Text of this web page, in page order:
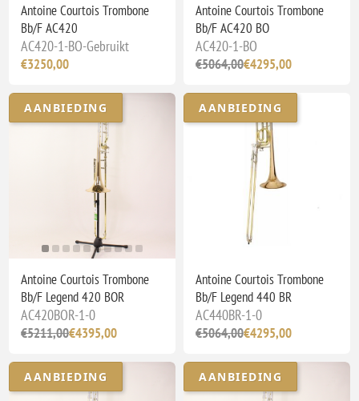
Antoine Courtois Trombone
Bb/F AC420
AC420-1-BO-Gebruikt
€3250,00
Antoine Courtois Trombone
Bb/F AC420 BO
AC420-1-BO
€5064,00€4295,00
AANBIEDING
Antoine Courtois Trombone
Bb/F Legend 420 BOR
AC420BOR-1-0
€5211,00€4395,00
AANBIEDING
Antoine Courtois Trombone
Bb/F Legend 440 BR
AC440BR-1-0
€5064,00€4295,00
AANBIEDING AANBIEDING